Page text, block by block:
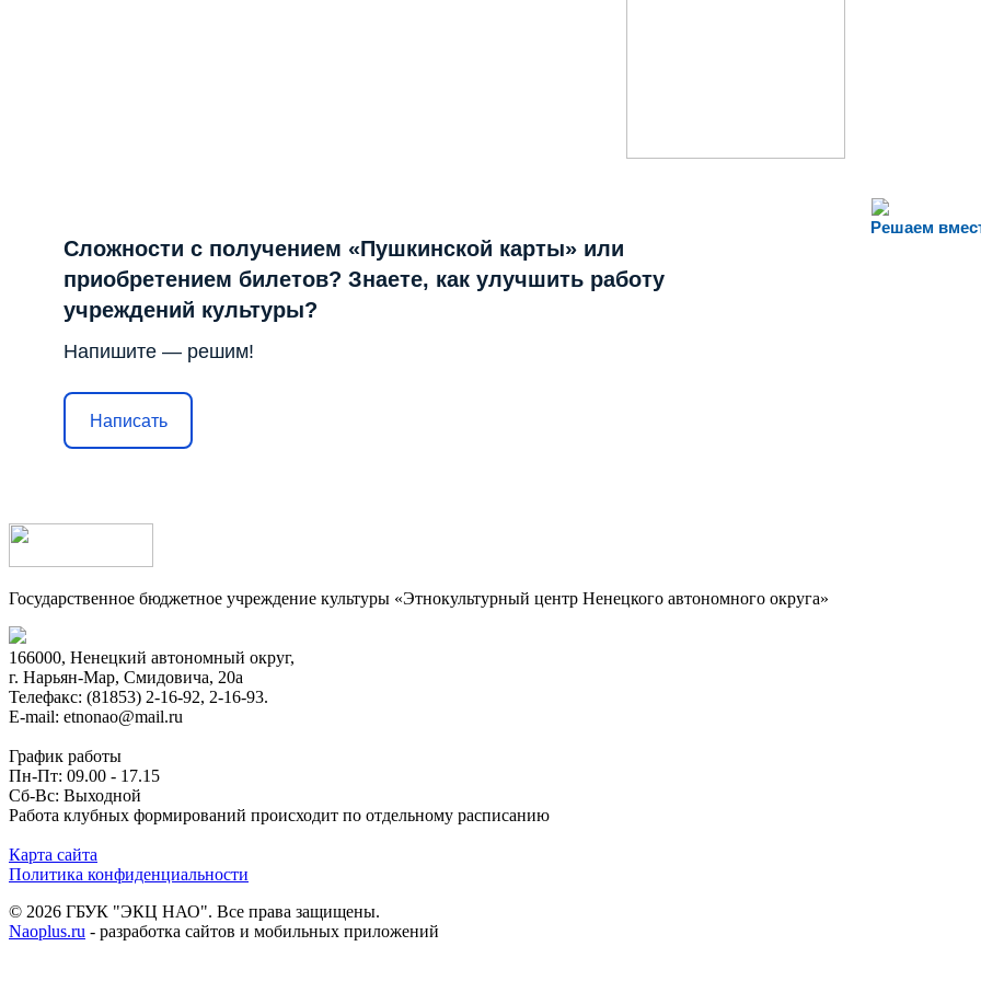
Решаем
Сложности с получением «Пушкинской карты» или
приобретением билетов? Знаете, как улучшить работу
учреждений культуры?
Напишите — решим!
Написать
Государственное бюджетное учреждение культуры «Этнокультурный центр Ненецкого автономного округа»
166000, Ненецкий автономный округ,
г. Нарьян-Мар, Смидовича, 20а
Телефакс: (81853) 2-16-92, 2-16-93.
E-mail: etnonao@mail.ru
График работы
Пн-Пт: 09.00 - 17.15
Сб-Вс: Выходной
Работа клубных формирований происходит по отдельному расписанию
Карта сайта
Политика конфиденциальности
© 2026 ГБУК "ЭКЦ НАО". Все права защищены.
Naoplus.ru - разработка сайтов и мобильных приложений